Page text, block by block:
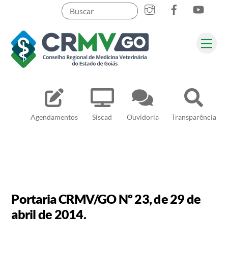
content
Agendamentos Siscad Ouvidoria Transparência
Pesquisar
Portaria CRMV/GO Nº 23, de 29 de
abril de 2014.